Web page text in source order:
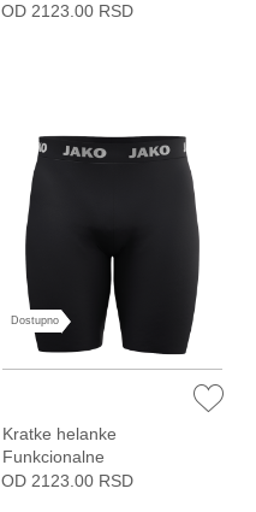
OD 2123.00 RSD
Dostupno
Kratke helanke
Funkcionalne
OD 2123.00 RSD